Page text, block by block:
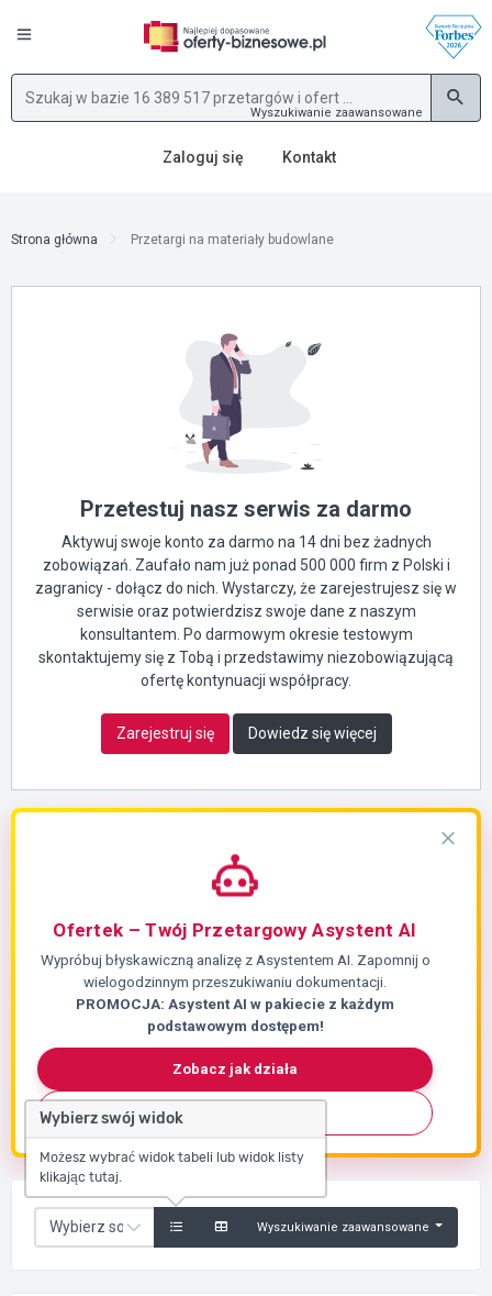
Wyszukiwanie zaawansowane
Zaloguj się Kontakt
Strona główna Przetargi na materiały budowlane
Przetestuj nasz serwis za darmo
Aktywuj swoje konto za darmo na 14 dni bez żadnych
zobowiązań. Zaufało nam już ponad 500 000 firm z Polski i
zagranicy - dołącz do nich. Wystarczy, że zarejestrujesz się w
serwisie oraz potwierdzisz swoje dane z naszym
konsultantem. Po darmowym okresie testowym
skontaktujemy się z Tobą i przedstawimy niezobowiązującą
ofertę kontynuacji współpracy.
Zarejestruj się Dowiedz się więcej
Ofertek – Twój Przetargowy Asystent AI
Wypróbuj błyskawiczną analizę z Asystentem AI. Zapomnij o
wielogodzinnym przeszukiwaniu dokumentacji.
PROMOCJA: Asystent AI w pakiecie z każdym
podstawowym dostępem!
Zobacz jak działa
Wyszukiwanie zaawansowane
Wybierz swój widok
Możesz wybrać widok tabeli lub widok listy
klikając tutaj.